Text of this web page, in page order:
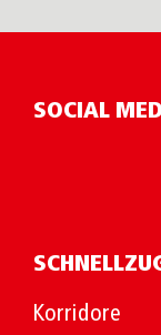
SOCIAL
Korridore